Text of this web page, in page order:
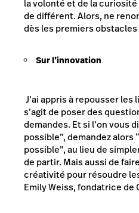
la volonté et de la
de différent. Alors, ne
dès les premiers obstacles
Sur l’innovation
J’ai appris à repousser les
s’agit de poser des
demandes. Et si l’on vous
possible”, demandez alors
possible”, au lieu de
de partir. Mais aussi de
créativité pour résoudre
Emily Weiss, fondatrice de